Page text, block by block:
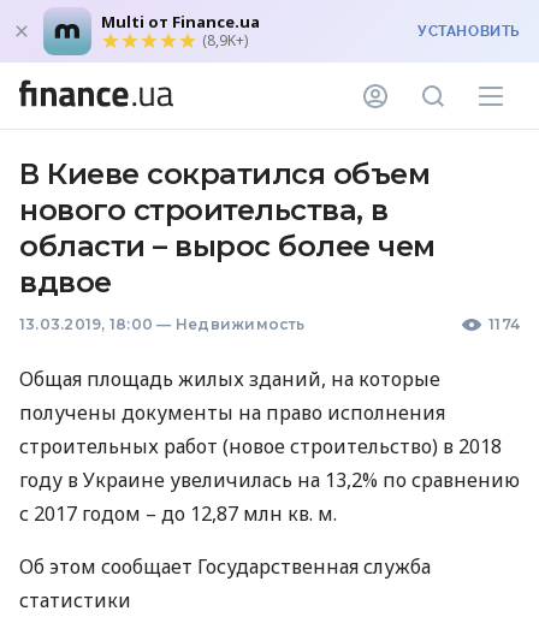
Multi от Finance.ua
(8,9K+) УСТАНОВИТЬ
В Киеве сократился объем
нового строительства, в
области – вырос более чем
вдвое
13.03.2019, 18:00 — Недвижимость 1174
Общая площадь жилых зданий, на которые
получены документы на право исполнения
строительных работ (новое строительство) в 2018
году в Украине увеличилась на 13,2% по сравнению
с 2017 годом – до 12,87 млн кв. м.
Об этом сообщает Государственная служба
статистики